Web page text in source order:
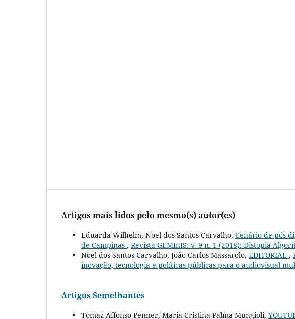
Artigos mais lidos pelo mesmo(s) autor(es)
Eduarda Wilhelm, Noel dos Santos Carvalho, Cenário de pós-
de Campinas , Revista GEMInIS: v. 9 n. 1 (2018): Distopia
Noel dos Santos Carvalho, João Carlos Massarolo, EDITORIAL ,
inovação, tecnologia e políticas públicas para o audiovisual
Artigos Semelhantes
Tomaz Affonso Penner, Maria Cristina Palma Mungioli,